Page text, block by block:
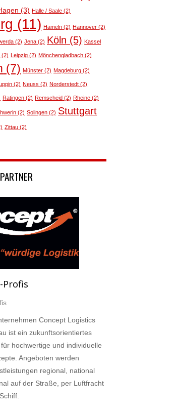
(3) Halle / Saale (2)
(11) Hameln (2) Hannover (2)
(2) Jena (2) Köln (5) Kassel
(2) Leipzig (2) Mönchengladbach (2)
(7) Münster (2) Magdeburg (2)
(2) Neuss (2) Norderstedt (2)
Ratingen (2) Remscheid (2) Rheine (2)
(2) Solingen (2) Stuttgart
Zittau (2)
Concept Logistics
ist ein zukunftsorientiertes
hochwertige und individuelle
Angeboten werden
regional, national
auf der Straße, per Luftfracht